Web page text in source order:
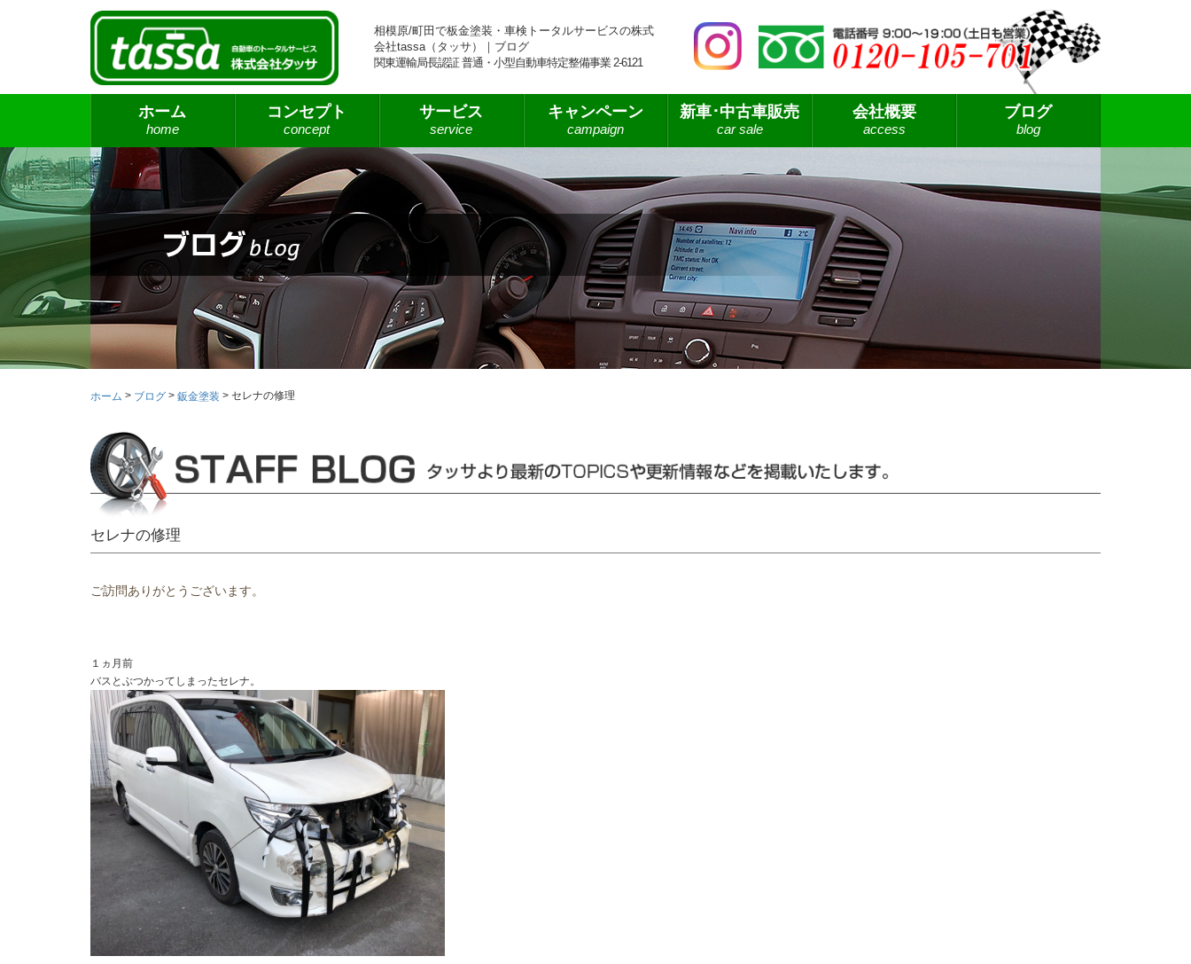
相模原/町田で板金塗装・車検トータルサービスの株式
会社tassa（タッサ）｜ブログ
関東運輸局長認証 普通・小型自動車特定整備事業 2-6121
ホーム
home
コンセプト
concept
サービス
service
キャンペーン
campaign
新車･中古車販売
car sale
会社概要
access
ブログ
blog
ホーム > ブログ > 鈑金塗装 > セレナの修理
セレナの修理
ご訪問ありがとうございます。
１ヵ月前
バスとぶつかってしまったセレナ。